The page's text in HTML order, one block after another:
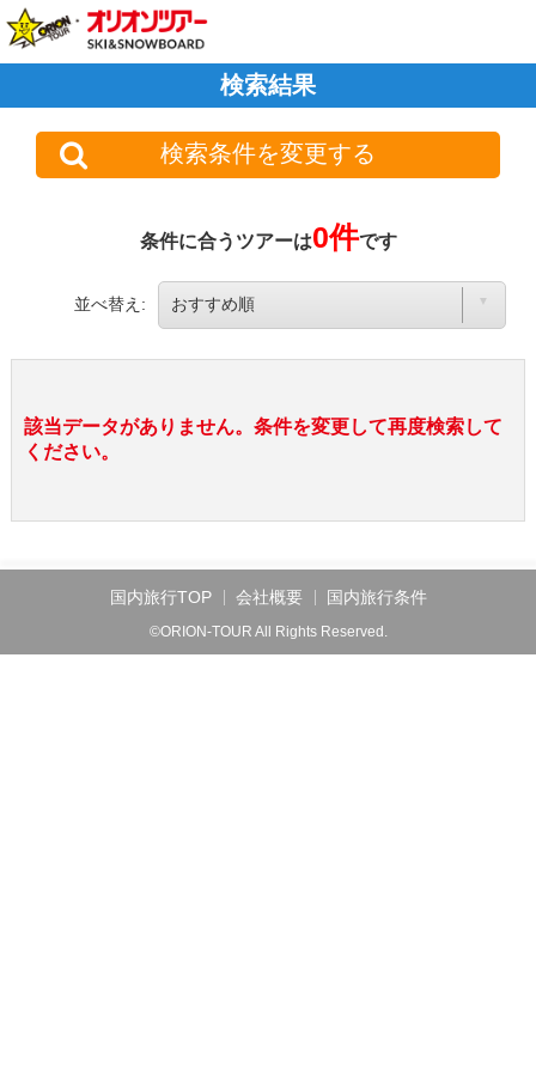
検索結果
検索条件を変更する
条件に合うツアーは0件です
並べ替え:
該当データがありません。条件を変更して再度検索して
ください。
国内旅行TOP 会社概要 国内旅行条件
©ORION-TOUR All Rights Reserved.